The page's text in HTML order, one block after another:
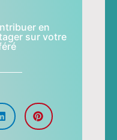
en
sur votre